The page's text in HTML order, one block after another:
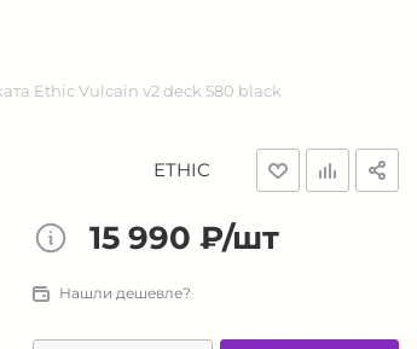
Ethic Vulcain v2 deck 580 black
ETHIC
15 990 ₽/шт
Нашли дешевле?